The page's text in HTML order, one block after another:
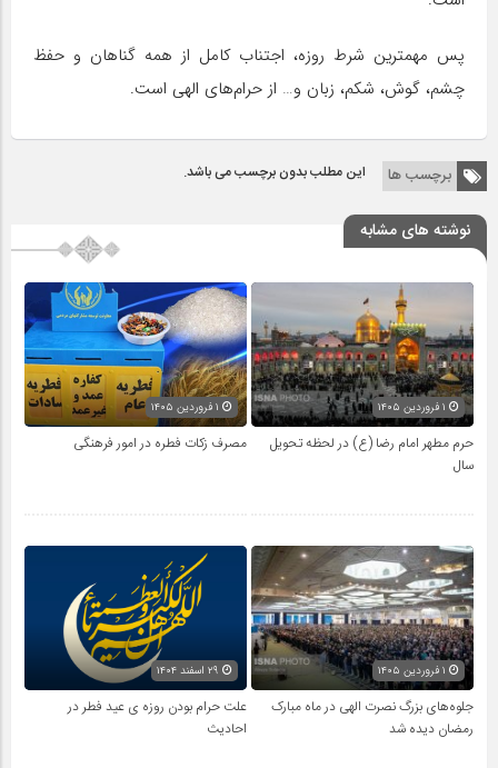
پس مهمترین شرط روزه، اجتناب کامل از همه گناهان و حفظ
چشم، گوش، شکم، زبان و… از حرام‌های الهی است.
برچسب ها این مطلب بدون برچسب می باشد.
نوشته های مشابه
حرم مطهر امام رضا (ع) در لحظه تحویل
سال
مصرف زکات فطره در امور فرهنگی
جلوه‌های بزرگ نصرت الهی در ماه مبارک
رمضان دیده شد
علت حرام بودن روزه ی عید فطر در
احادیث